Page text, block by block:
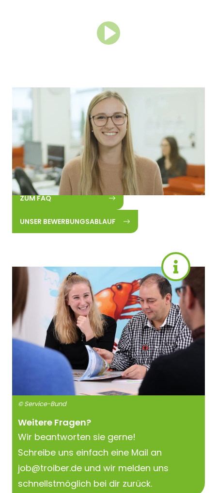
Du hast Fragen rund um deine Ausbildung
oder den Bewerbungsprozess?
In unseren FAQs haben wir alle Antworten zu
den meistgestellten Fragen
zusammengefasst.
ZUM FAQ
UNSER BEWERBUNGSABLAUF
Wir beantworten sie gerne!
Schreibe uns einfach eine Mail an
job@troiber.de und wir melden uns
schnellstmöglich bei dir zurück.
Weitere Fragen?
© Service-Bund